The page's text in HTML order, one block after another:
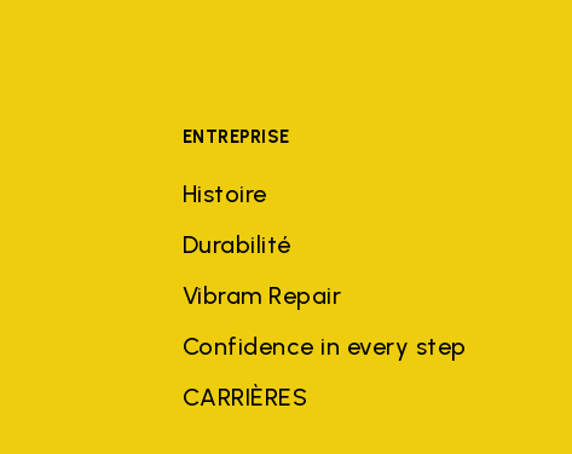
ENTREPRISE
Histoire
Durabilité
Vibram Repair
Confidence in every step
CARRIÈRES